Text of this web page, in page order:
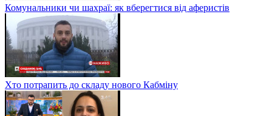
Комунальники чи шахраї: як вберегтися від аферистів
Хто потрапить до складу нового Кабміну